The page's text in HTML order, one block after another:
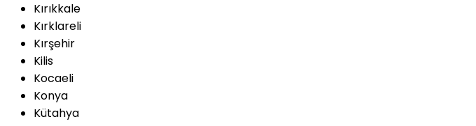
Kırıkkale
Kırklareli
Kırşehir
Kilis
Kocaeli
Konya
Kütahya